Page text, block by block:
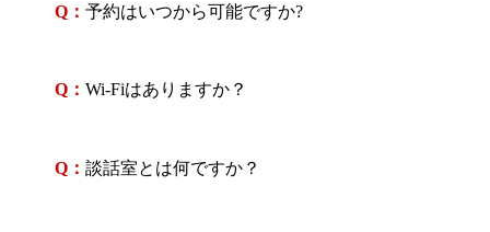
Q： 予約はいつから可能ですか?
Q： Wi-Fiはありますか？
Q： 談話室とは何ですか？